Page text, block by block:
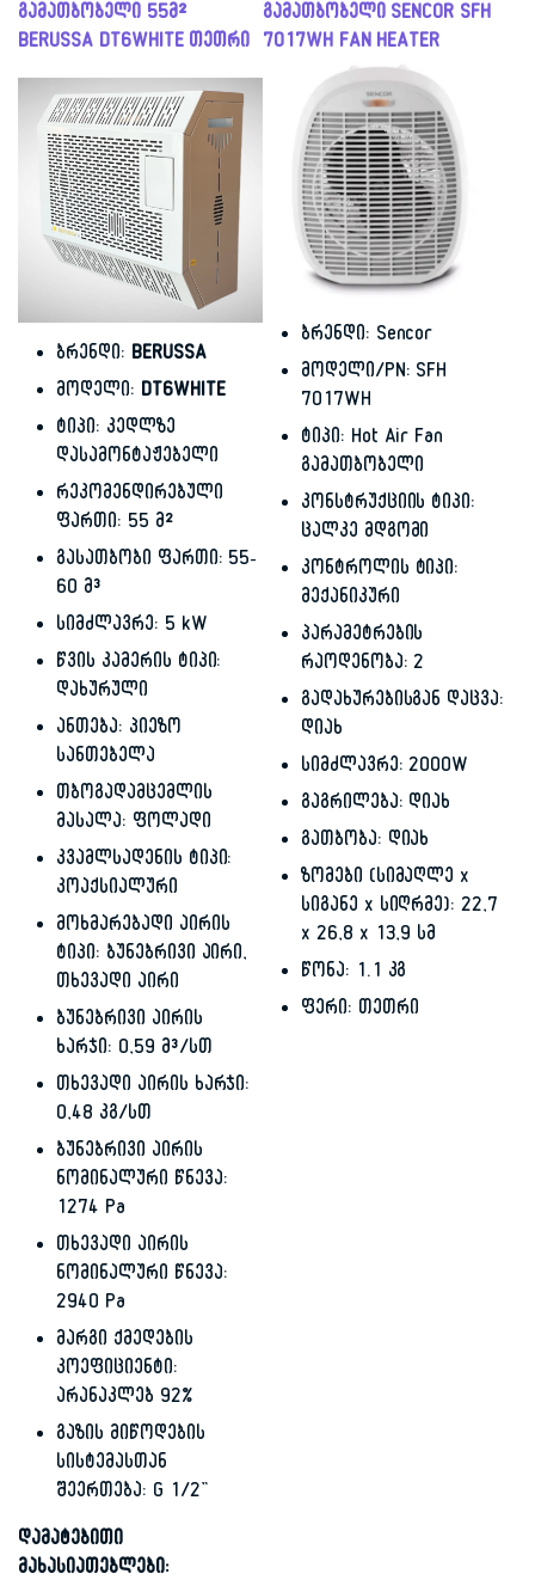
გამათბობელი 55მ²
BERUSSA DT6WHITE თეთრი
ბრენდი: BERUSSA
მოდელი: DT6WHITE
ტიპი: კედლზე
დასამონტაჟებელი
რეკომენდირებული
ფართი: 55 მ²
გასათბობი ფართი: 55-
60 მ³
სიმძლავრე: 5 kW
წვის კამერის ტიპი:
დახურული
ანთება: პიეზო
სანთებელა
თბოგადამცემლის
მასალა: ფოლადი
კვამლსადენის ტიპი:
კოაქსიალური
მოხმარებადი აირის
ტიპი: ბუნებრივი აირი,
თხევადი აირი
ბუნებრივი აირის
ხარჯი: 0,59 მ³/სთ
თხევადი აირის ხარჯი:
0,48 კგ/სთ
ბუნებრივი აირის
ნომინალური წნევა:
1274 Pa
თხევადი აირის
ნომინალური წნევა:
2940 Pa
მარგი ქმედების
კოეფიციენტი:
არანაკლებ 92%
გაზის მიწოდების
სისტემასთან
შეერთება: G 1/2”
დამატებითი
მახასიათებლები:
გამათბობელი SENCOR SFH
7017WH FAN HEATER
ბრენდი: Sencor
მოდელი/PN: SFH
7017WH
ტიპი: Hot Air Fan
გამათბობელი
კონსტრუქციის ტიპი:
ცალკე მდგომი
კონტროლის ტიპი:
მექანიკური
პარამეტრების
რაოდენობა: 2
გადახურებისგან დაცვა:
დიახ
სიმძლავრე: 2000W
გაგრილება: დიახ
გათბობა: დიახ
ზომები (სიმაღლე x
სიგანე x სიღრმე): 22,7
x 26,8 x 13,9 სმ
წონა: 1.1 კგ
ფერი: თეთრი